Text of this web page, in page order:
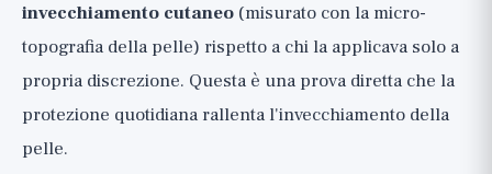
invecchiamento cutaneo (misurato con la micro-
topografia della pelle) rispetto a chi la applicava solo a
propria discrezione. Questa è una prova diretta che la
protezione quotidiana rallenta l'invecchiamento della
pelle.